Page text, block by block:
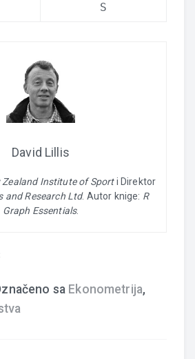
S
David Lillis
Zealand Institute of Sporti Direktor
and Research Ltd. Autor knige: R
Graph Essentials.
sa Ekonometrija,